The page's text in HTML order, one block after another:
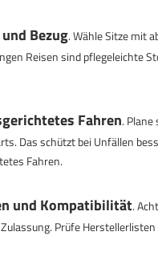
Bezug. Wähle Sitze mit
Reisen sind pflegeleichte
Fahren. Plane
Das schützt bei Unfällen
Fahren.
und Kompatibilität.
Prüfe